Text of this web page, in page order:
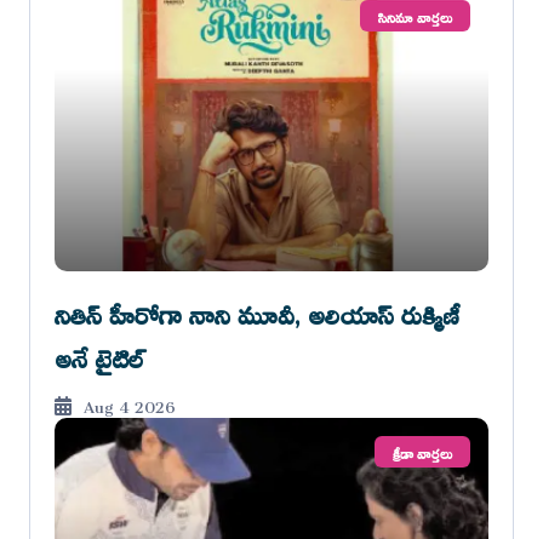
సినిమా వార్తలు
నితిన్ హీరోగా నాని మూవీ, అలియాస్ రుక్మిణీ
అనే టైటిల్
Aug 4 2026
క్రీడా వార్తలు